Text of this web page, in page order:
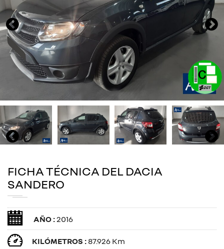
FICHA TÉCNICA DEL DACIA
SANDERO
AÑO :2016
KILÓMETROS : 87.926 Km